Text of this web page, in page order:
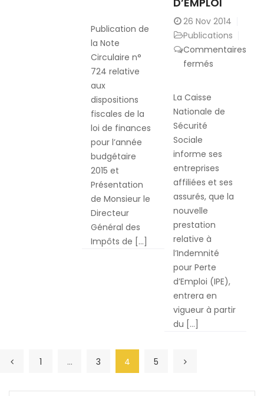
Publication
Note
relative
dispositions
la
pour
l’année
budgétaire
Publication de
la Note
Circulaire n°
724 relative
aux
dispositions
fiscales de la
loi de finances
pour l’année
budgétaire
2015 et
Présentation
de Monsieur le
Directeur
Général des
Impôts de […]
de
Finances
2015.
26 Nov 2014
Publications
Commentaires
ferméssur
vigueur
d’Emploi
La Caisse
Nationale de
Sécurité
Sociale
informe ses
entreprises
affiliées et ses
assurés, que la
nouvelle
prestation
relative à
l’Indemnité
pour Perte
d’Emploi (IPE),
entrera en
vigueur à partir
du […]
1 … 3 4 5